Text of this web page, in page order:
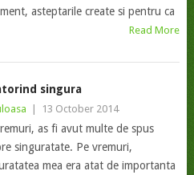
asteptarile create si pentru ca
Read More
singura
13 October 2014
as fi avut multe de spus
singuratate. Pe vremuri,
mea era atat de importanta